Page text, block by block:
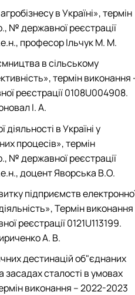
в Україні», термін
№ державної реєстрації
професор Ільчук М. М.
в сільському
термін виконання
реєстрації 0108U004908.
І. А.
в Україні у
процесів», термін
№ державної реєстрації
доцент Яворська В.О.
підприємств
Термін виконання
реєстрації 0121U113199.
А. В.
дестинацій об"єднаних
засадах сталості в умовах
виконання – 2022-2023